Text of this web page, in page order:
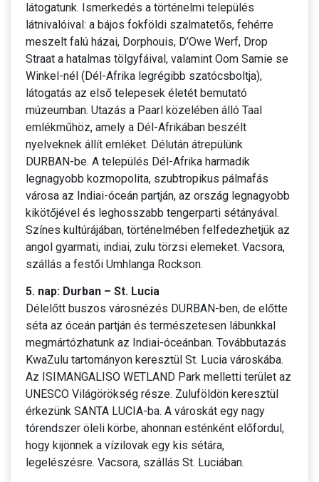
látogatunk. Ismerkedés a történelmi település
látnivalóival: a bájos fokföldi szalmatetős, fehérre
meszelt falú házai, Dorphouis, D’Owe Werf, Drop
Straat a hatalmas tölgyfáival, valamint Oom Samie se
Winkel-nél (Dél-Afrika legrégibb szatócsboltja),
látogatás az első telepesek életét bemutató
múzeumban. Utazás a Paarl közelében álló Taal
emlékműhöz, amely a Dél-Afrikában beszélt
nyelveknek állít emléket. Délután átrepülünk
DURBAN-be. A település Dél-Afrika harmadik
legnagyobb kozmopolita, szubtropikus pálmafás
városa az Indiai-óceán partján, az ország legnagyobb
kikötőjével és leghosszabb tengerparti sétányával.
Színes kultúrájában, történelmében felfedezhetjük az
angol gyarmati, indiai, zulu törzsi elemeket. Vacsora,
szállás a festői Umhlanga Rockson.
5. nap: Durban – St. Lucia
Délelőtt buszos városnézés DURBAN-ben, de előtte
séta az óceán partján és természetesen lábunkkal
megmártózhatunk az Indiai-óceánban. Továbbutazás
KwaZulu tartományon keresztül St. Lucia városkába.
Az ISIMANGALISO WETLAND Park melletti terület az
UNESCO Világörökség része. Zuluföldön keresztül
érkezünk SANTA LUCIA-ba. A városkát egy nagy
tórendszer öleli körbe, ahonnan esténként előfordul,
hogy kijönnek a vízilovak egy kis sétára,
legelészésre. Vacsora, szállás St. Luciában.